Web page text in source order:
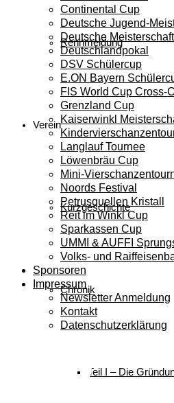
Rennmeldung
Verein
Kurzgeschichte
Chronik
Teil I – Die
Continental Cup
Deutsche Jugend-
Deutsche Meisterschaft
Deutschlandpokal
DSV Schülercup
E.ON Bayern
FIS World Cup Cross-
Grenzland Cup
Kaiserwinkl
Langlauf Tournee
Löwenbräu Cup
Mini-
Noords Festival
Petrusquellen Kristall
Reit im Winkl Cup
Sparkassen Cup
UMMI & AUFFI
Volks- und
Sponsoren
Impressum
Newsletter Anmeldung
Kontakt
Datenschutzerklärung
JWM9